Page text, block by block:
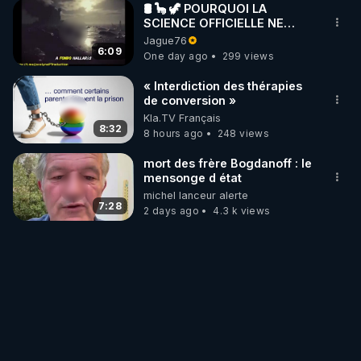
https://crowdbunker.com/v/cYRNtgAY
PROCHAINS LIVE :
- DIMANCHE 31/12/23 22H :
Réveillon du Nouvel An, uniquement en musique
pour danser ensemble (mes playlists, et les vôtres,
dans le Chat).
- JEUDI 04/01/24 20H :
Les armes bio-nano-électromagnétiques - Les
Références & Liens avec extraits d'articles,
interviews, conférences, et livres (partie 1).
6:09
🛢 🦕 🦖 POURQUOI LA
SCIENCE OFFICIELLE NE
CONNAÎT-ELLE PAS LA VRAIE
ORIGINE DU PÉTROLE ?
Jague76
One day ago
299 views
8:32
« Interdiction des thérapies
de conversion »
Kla.TV Français
8 hours ago
248 views
7:28
mort des frère Bogdanoff : le
mensonge d état
michel lanceur alerte
2 days ago
4.3 k views